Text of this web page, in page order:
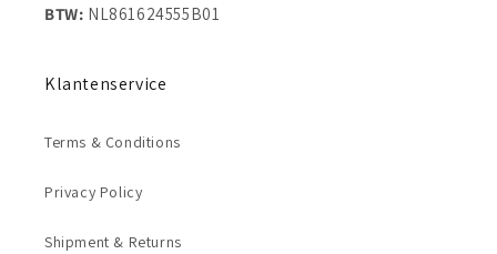
BTW: NL861624555B01
Klantenservice
Terms & Conditions
Privacy Policy
Shipment & Returns